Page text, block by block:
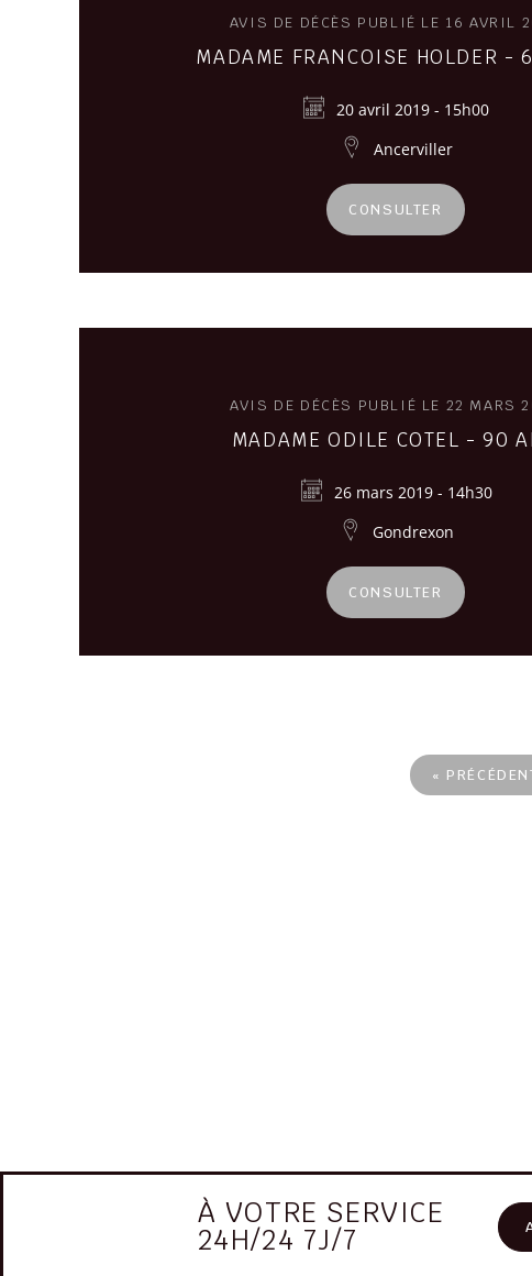
AVIS DE DÉCÈS PUBLIÉ LE 16 AVRIL
MADAME FRANCOISE HOLDER -
20 avril 2019 - 15h00
Ancerviller
CONSULTER
AVIS DE DÉCÈS PUBLIÉ LE 22 MARS
MADAME ODILE COTEL - 90
26 mars 2019 - 14h30
Gondrexon
CONSULTER
«
À VOTRE SERVICE
24H/24 7J/7